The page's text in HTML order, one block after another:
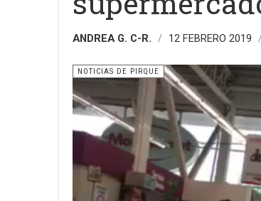
ANDREA G. C-R. 12 FEBRERO 2019
NOTICIAS DE PIRQUE